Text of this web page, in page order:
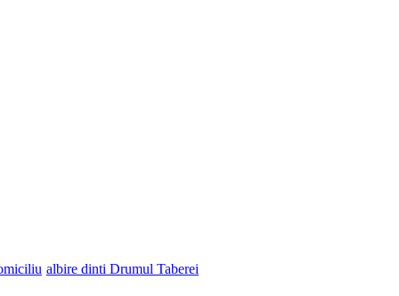
albire dinti Drumul Taberei